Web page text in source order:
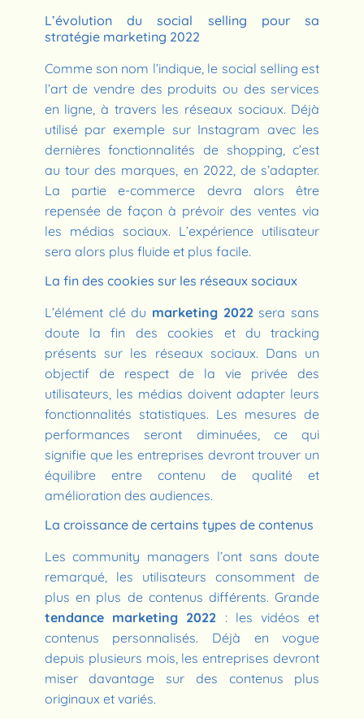
L’évolution du social selling pour sa
stratégie marketing 2022
Comme son nom l’indique, le social selling est
l’art de vendre des produits ou des services
en ligne, à travers les réseaux sociaux. Déjà
utilisé par exemple sur Instagram avec les
dernières fonctionnalités de shopping, c’est
au tour des marques, en 2022, de s’adapter.
La partie e-commerce devra alors être
repensée de façon à prévoir des ventes via
les médias sociaux. L’expérience utilisateur
sera alors plus fluide et plus facile.
La fin des cookies sur les réseaux sociaux
L’élément clé du marketing 2022 sera sans
doute la fin des cookies et du tracking
présents sur les réseaux sociaux. Dans un
objectif de respect de la vie privée des
utilisateurs, les médias doivent adapter leurs
fonctionnalités statistiques. Les mesures de
performances seront diminuées, ce qui
signifie que les entreprises devront trouver un
équilibre entre contenu de qualité et
amélioration des audiences.
La croissance de certains types de contenus
Les community managers l’ont sans doute
remarqué, les utilisateurs consomment de
plus en plus de contenus différents. Grande
tendance marketing 2022 : les vidéos et
contenus personnalisés. Déjà en vogue
depuis plusieurs mois, les entreprises devront
miser davantage sur des contenus plus
originaux et variés.